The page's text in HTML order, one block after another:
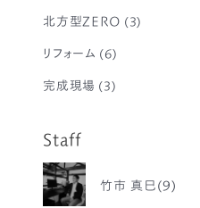
北方型ZERO (3)
リフォーム (6)
完成現場 (3)
Staff
竹市 真巳(9)